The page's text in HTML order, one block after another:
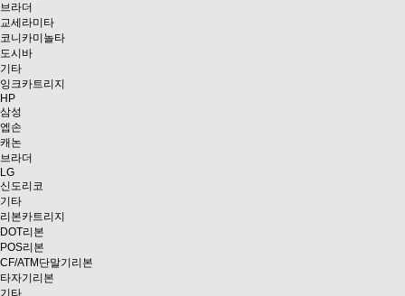
브라더
교세라미타
코니카미놀타
도시바
기타
잉크카트리지
HP
삼성
엡손
캐논
브라더
LG
신도리코
기타
리본카트리지
DOT리본
POS리본
CF/ATM단말기리본
타자기리본
기타